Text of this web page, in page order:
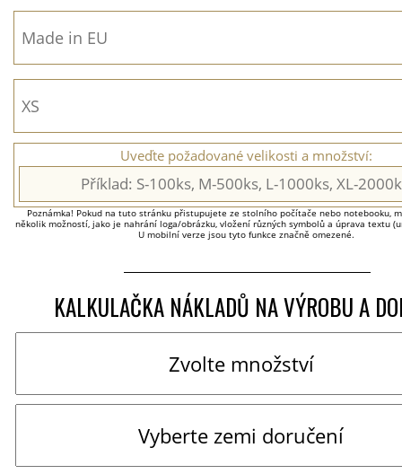
Uveďte požadované velikosti a množství:
Poznámka! Pokud na tuto stránku přistupujete ze stolního počítače nebo notebooku,
několik možností, jako je nahrání loga/obrázku, vložení různých symbolů a úprava textu
U mobilní verze jsou tyto funkce značně omezené.
KALKULAČKA NÁKLADŮ NA VÝROBU A